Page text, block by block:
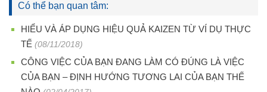
Có thể bạn quan tâm:
HIỂU VÀ ÁP DỤNG HIỆU QUẢ KAIZEN TỪ VÍ DỤ THỰC
TẾ (08/11/2018)
CÔNG VIỆC CỦA BẠN ĐANG LÀM CÓ ĐÚNG LÀ VIỆC
CỦA BẠN – ĐỊNH HƯỚNG TƯƠNG LAI CỦA BẠN THẾ